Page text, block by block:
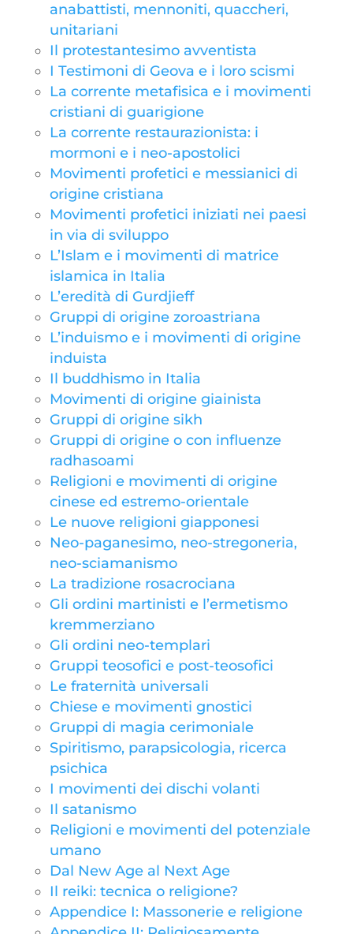
anabattisti, mennoniti, quaccheri,
unitariani
Il protestantesimo avventista
I Testimoni di Geova e i loro scismi
La corrente metafisica e i movimenti
cristiani di guarigione
La corrente restaurazionista: i
mormoni e i neo-apostolici
Movimenti profetici e messianici di
origine cristiana
Movimenti profetici iniziati nei paesi
in via di sviluppo
L’Islam e i movimenti di matrice
islamica in Italia
L’eredità di Gurdjieff
Gruppi di origine zoroastriana
L’induismo e i movimenti di origine
induista
Il buddhismo in Italia
Movimenti di origine giainista
Gruppi di origine sikh
Gruppi di origine o con influenze
radhasoami
Religioni e movimenti di origine
cinese ed estremo-orientale
Le nuove religioni giapponesi
Neo-paganesimo, neo-stregoneria,
neo-sciamanismo
La tradizione rosacrociana
Gli ordini martinisti e l’ermetismo
kremmerziano
Gli ordini neo-templari
Gruppi teosofici e post-teosofici
Le fraternità universali
Chiese e movimenti gnostici
Gruppi di magia cerimoniale
Spiritismo, parapsicologia, ricerca
psichica
I movimenti dei dischi volanti
Il satanismo
Religioni e movimenti del potenziale
umano
Dal New Age al Next Age
Il reiki: tecnica o religione?
Appendice I: Massonerie e religione